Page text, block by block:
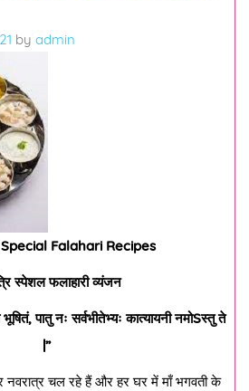
by admin
Falahari Recipes
स्पेशल फलाहारी व्यंजन
पातु नः सर्वभीतेभ्यः कात्यायनी नमोSस्तु ते
|”
नवरात्र चल रहे हैं और हर घर में माँ भगवती के